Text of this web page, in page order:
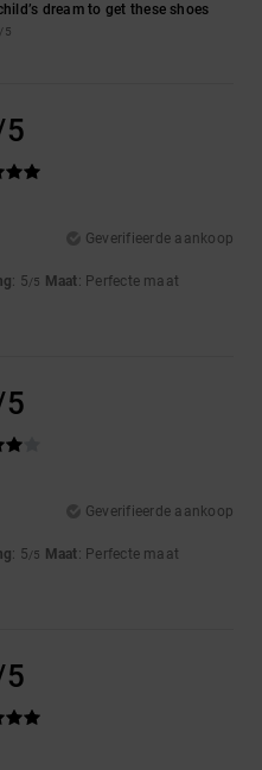
dream to get these shoes
/5
Geverifieerde aankoop
: 5/5 Maat: Perfecte maat
Geverifieerde aankoop
: 5/5 Maat: Perfecte maat